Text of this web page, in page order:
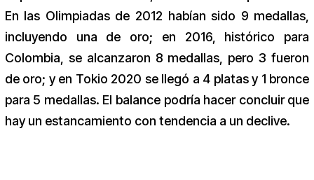
En las Olimpiadas de 2012 habían sido 9 medallas,
incluyendo una de oro; en 2016, histórico para
Colombia, se alcanzaron 8 medallas, pero 3 fueron
de oro; y en Tokio 2020 se llegó a 4 platas y 1 bronce
para 5 medallas. El balance podría hacer concluir que
hay un estancamiento con tendencia a un declive.